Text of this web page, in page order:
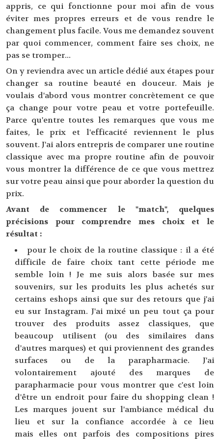
appris, ce qui fonctionne pour moi afin de vous
éviter mes propres erreurs et de vous rendre le
changement plus facile. Vous me demandez souvent
par quoi commencer, comment faire ses choix, ne
pas se tromper...
On y reviendra avec un article dédié aux étapes pour
changer sa routine beauté en douceur. Mais je
voulais d'abord vous montrer concrètement ce que
ça change pour votre peau et votre portefeuille.
Parce qu'entre toutes les remarques que vous me
faites, le prix et l'efficacité reviennent le plus
souvent. J'ai alors entrepris de comparer une routine
classique avec ma propre routine afin de pouvoir
vous montrer la différence de ce que vous mettrez
sur votre peau ainsi que pour aborder la question du
prix.
Avant de commencer le "match", quelques
précisions pour comprendre mes choix et le
résultat :
pour le choix de la routine classique : il a été
difficile de faire choix tant cette période me
semble loin ! Je me suis alors basée sur mes
souvenirs, sur les produits les plus achetés sur
certains eshops ainsi que sur des retours que j'ai
eu sur Instagram. J'ai mixé un peu tout ça pour
trouver des produits assez classiques, que
beaucoup utilisent (ou des similaires dans
d'autres marques) et qui proviennent des grandes
surfaces ou de la parapharmacie. J'ai
volontairement ajouté des marques de
parapharmacie pour vous montrer que c'est loin
d'être un endroit pour faire du shopping clean !
Les marques jouent sur l'ambiance médical du
lieu et sur la confiance accordée à ce lieu
mais elles ont parfois des compositions pires